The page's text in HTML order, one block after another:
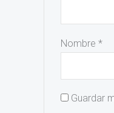
Nombre *
Guardar